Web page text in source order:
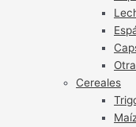
Cereales